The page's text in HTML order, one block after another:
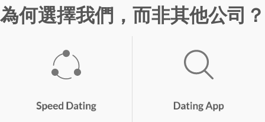
為何選擇我們，而非其他公司？